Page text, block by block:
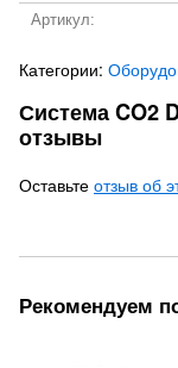
Артикул:
Категории:
Система CO2
отзывы
Оставьте отзыв об
Рекомендуем